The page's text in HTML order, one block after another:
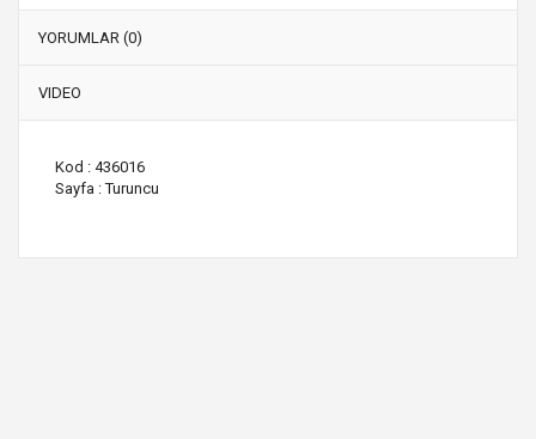
YORUMLAR (0)
VIDEO
Kod : 436016
Sayfa : Turuncu